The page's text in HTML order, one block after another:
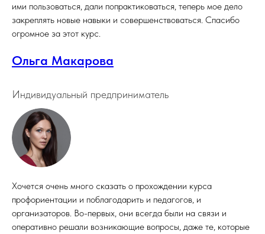
ими пользоваться, дали попрактиковаться, теперь мое дело
закреплять новые навыки и совершенствоваться. Спасибо
огромное за этот курс.
Ольга Макарова
Индивидуальный предприниматель
Хочется очень много сказать о прохождении курса
профориентации и поблагодарить и педагогов, и
организаторов. Во-первых, они всегда были на связи и
оперативно решали возникающие вопросы, даже те, которые